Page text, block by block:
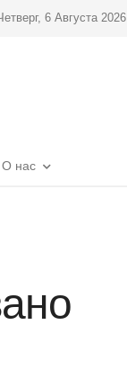
6 Августа 2026
О нас